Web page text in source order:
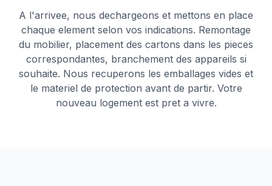
A l'arrivee, nous dechargeons et mettons en place
chaque element selon vos indications. Remontage
du mobilier, placement des cartons dans les pieces
correspondantes, branchement des appareils si
souhaite. Nous recuperons les emballages vides et
le materiel de protection avant de partir. Votre
nouveau logement est pret a vivre.